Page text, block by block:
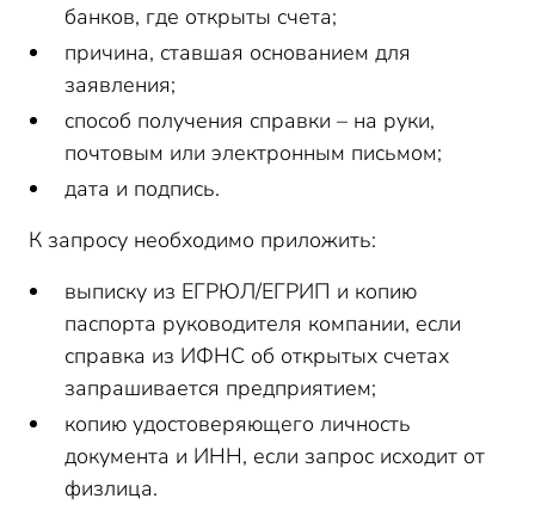
банков, где открыты счета;
причина, ставшая основанием для
заявления;
способ получения справки – на руки,
почтовым или электронным письмом;
дата и подпись.
К запросу необходимо приложить:
выписку из ЕГРЮЛ/ЕГРИП и копию
паспорта руководителя компании, если
справка из ИФНС об открытых счетах
запрашивается предприятием;
копию удостоверяющего личность
документа и ИНН, если запрос исходит от
физлица.